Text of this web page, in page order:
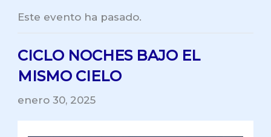
Este evento ha pasado.
CICLO NOCHES BAJO EL
MISMO CIELO
enero 30, 2025